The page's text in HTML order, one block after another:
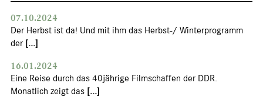
07.10.2024
Der Herbst ist da! Und mit ihm das Herbst-/ Winterprogramm
der [...]
16.01.2024
Eine Reise durch das 40jährige Filmschaffen der DDR.
Monatlich zeigt das [...]